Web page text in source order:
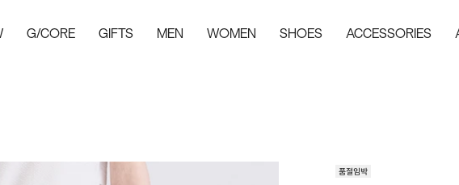
G/CORE GIFTS MEN WOMEN SHOES ACCESSORIES
품절임박